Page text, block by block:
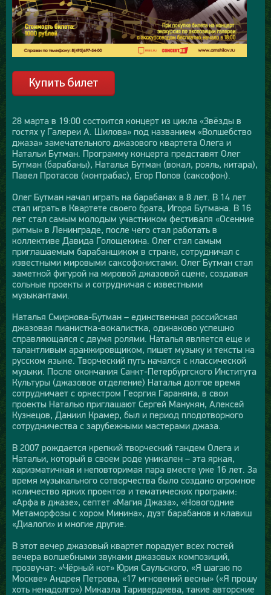
28 марта в 19:00 состоится концерт из цикла «Звёзды в
гостях у Галереи А. Шилова» под названием «Волшебство
джаза» замечательного джазового квартета Олега и
Натальи Бутман. Программу концерта представят Олег
Бутман (барабаны), Наталья Бутман (вокал, рояль, китара),
Павел Протасов (контрабас), Егор Попов (саксофон).
Олег Бутман начал играть на барабанах в 8 лет. В 14 лет
стал играть в Квартете своего брата, Игоря Бутмана. В 16
лет стал самым молодым участником фестиваля «Осенние
ритмы» в Ленинграде, после чего стал работать в
коллективе Давида Голощекина. Олег стал самым
приглашаемым барабанщиком в стране, сотрудничал с
известными мировыми саксофонистами. Олег Бутман стал
заметной фигурой на мировой джазовой сцене, создавая
сольные проекты и сотрудничая с известными
музыкантами.
Наталья Смирнова-Бутман – единственная российская
джазовая пианистка-вокалистка, одинаково успешно
справляющаяся с двумя ролями. Наталья является еще и
талантливым аранжировщиком, пишет музыку и тексты на
русском языке. Творческий путь начался с классической
музыки. После окончания Санкт-Петербургского Института
Культуры (джазовое отделение) Наталья долгое время
сотрудничает с оркестром Георгия Гараняна, в свои
проекты Наталью приглашают Сергей Манукян, Алексей
Кузнецов, Даниил Крамер, был и период плодотворного
сотрудничества с зарубежными мастерами джаза.
В 2007 рождается крепкий творческий тандем Олега и
Натальи, который в своем роде уникален – эта яркая,
харизматичная и неповторимая пара вместе уже 16 лет. За
время музыкального сотворчества было создано огромное
количество ярких проектов и тематических программ:
«Арфа в джазе», септет «Магия Джаза», «Новогодние
Метаморфозы с хором Минина», дуэт барабанов и клавиш
«Диалоги» и многие другие.
В этот вечер джазовый квартет порадует всех гостей
вечера волшебными звуками джазовых композиций,
прозвучат: «Чёрный кот» Юрия Саульского, «Я шагаю по
Москве» Андрея Петрова, «17 мгновений весны» («Я прошу
хоть ненадолго») Микаэла Таривердиева, такие авторские